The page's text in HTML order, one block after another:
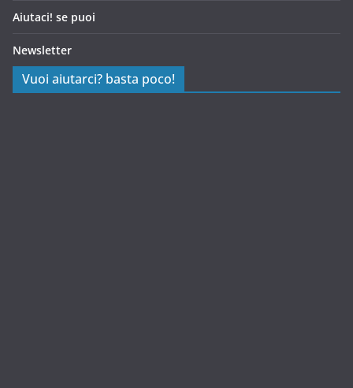
Aiutaci! se puoi
Newsletter
Vuoi aiutarci? basta poco!